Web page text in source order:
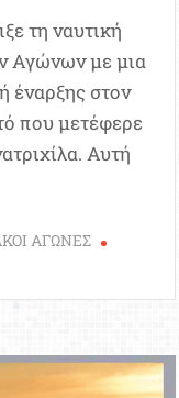
τη ναυτική
Αγώνων με μια
έναρξης στον
που μετέφερε
Αυτή
ΑΓΩΝΕΣ